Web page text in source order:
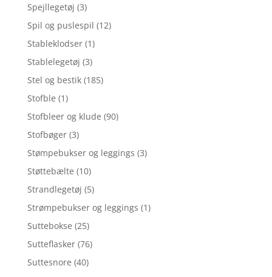
Spejllegetøj (3)
Spil og puslespil (12)
Stableklodser (1)
Stablelegetøj (3)
Stel og bestik (185)
Stofble (1)
Stofbleer og klude (90)
Stofbøger (3)
Stømpebukser og leggings (3)
Støttebælte (10)
Strandlegetøj (5)
Strømpebukser og leggings (1)
Suttebokse (25)
Sutteflasker (76)
Suttesnore (40)